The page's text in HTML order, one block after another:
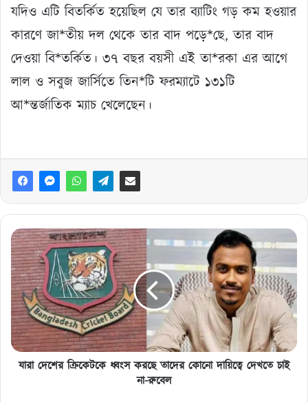
যদিও এটি বিতর্কিত হয়েছিল যে তার ব্যাটিং গড় কম হওয়ার
কারণে জা*তীয় দল থেকে তার বাদ পড়ে*ছে, তার বাদ
দেওয়া বি*তর্কিত। ৩৭ বছর বয়সী এই তা*রকা এর আগে
লাল ও সবুজ জার্সিতে তিন*টি ফরম্যাটে ১৩১টি
আ*ন্তর্জাতিক ম্যাচ খেলেছেন।
যারা
দেশের
ক্রিকেটকে
ধ্বংস
করছে
তাদের
কোনো
দায়িত্বে
দেখতে
চাইযারা দেশের ক্রিকেটকে ধ্বংস করছে তাদের কোনো দায়িত্বে দেখতে চাই
না-রুবেল